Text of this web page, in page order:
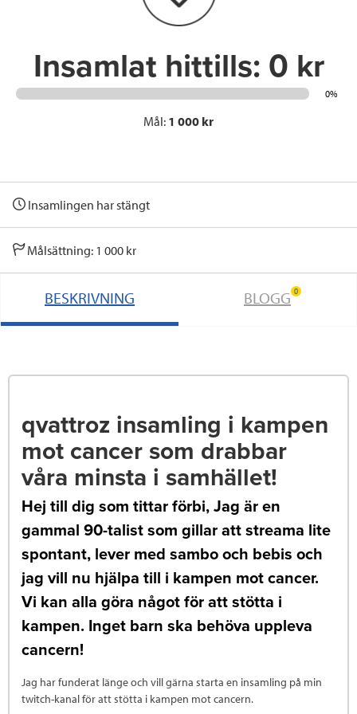
n
Insamlat hittills: 0 kr
0%
Mål: 1 000 kr
Insamlingen har stängt
Målsättning: 1 000 kr
BESKRIVNING BLOGG 0
qvattroz insamling i kampen
mot cancer som drabbar
våra minsta i samhället!
Hej till dig som tittar förbi, Jag är en
gammal 90-talist som gillar att streama lite
spontant, lever med sambo och bebis och
jag vill nu hjälpa till i kampen mot cancer.
Vi kan alla göra något för att stötta i
kampen. Inget barn ska behöva uppleva
cancern!
Jag har funderat länge och vill gärna starta en insamling på min
twitch-kanal för att stötta i kampen mot cancern.